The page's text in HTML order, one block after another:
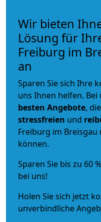
Wir bieten
Lösung für
Freiburg im
an
Sparen Sie sich Ihre
uns Ihnen helfen.
besten Angebote,
stressfreien und
Freiburg im
können.
Sparen Sie bis zu 60
bei uns!
Holen Sie sich jetzt
unverbindliche